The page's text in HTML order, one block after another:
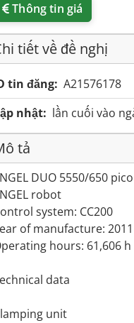
Thông tin giá
tiết về đề nghị
tin đăng: A21576178
nhật: lần cuối vào
tả
DUO 5550/650
robot
system: CC200
of manufacture: 2011
hours: 61,606 h
data
unit